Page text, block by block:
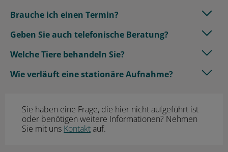
Brauche ich einen Termin?
Geben Sie auch telefonische Beratung?
Welche Tiere behandeln Sie?
Wie verläuft eine stationäre Aufnahme?
Sie haben eine Frage, die hier nicht aufgeführt ist
oder benötigen weitere Informationen? Nehmen
Sie mit uns Kontakt auf.